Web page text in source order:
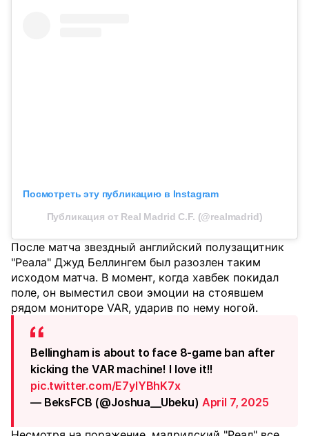
Посмотреть эту публикацию в Instagram
Публикация от Real Madrid C.F. (@realmadrid)
После матча звездный английский полузащитник
"Реала" Джуд Беллингем был разозлен таким
исходом матча. В момент, когда хавбек покидал
поле, он выместил свои эмоции на стоявшем
рядом мониторе VAR, ударив по нему ногой.
Bellingham is about to face 8-game ban after
kicking the VAR machine! I love it!!
pic.twitter.com/E7ylYBhK7x
— BeksFCB (@Joshua__Ubeku) April 7, 2025